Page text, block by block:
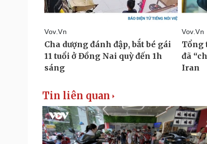
Tin liên quan